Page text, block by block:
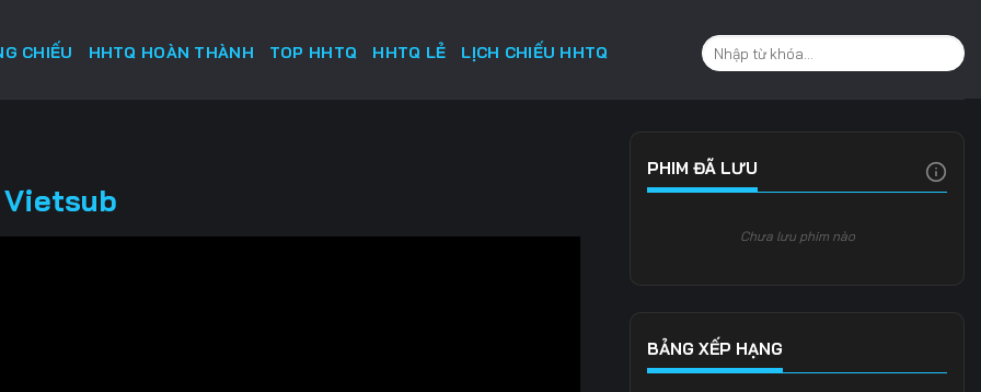
CHIẾU HHTQ HOÀN THÀNH TOP HHTQ HHTQ LẺ LỊCH CHIẾU HHTQ
PHIM ĐÃ LƯU
Chưa lưu phim nào
BẢNG XẾP HẠNG